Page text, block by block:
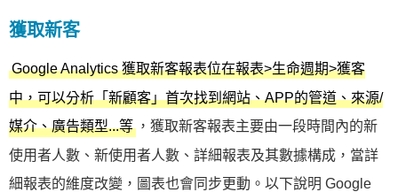
獲取新客
Google Analytics 獲取新客報表位在報表>生命週期>獲客
中，可以分析「新顧客」首次找到網站、APP的管道、來源/
媒介、廣告類型...等 ，獲取新客報表主要由一段時間內的新
使用者人數、新使用者人數、詳細報表及其數據構成，當詳
細報表的維度改變，圖表也會同步更動。以下說明 Google